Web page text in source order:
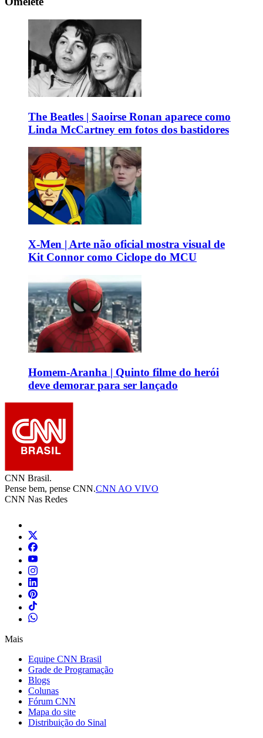
The Beatles | Saoirse Ronan aparece como
Linda McCartney em fotos dos bastidores
X-Men | Arte não oficial mostra visual de
Kit Connor como Ciclope do MCU
Homem-Aranha | Quinto filme do herói
deve demorar para ser lançado
CNN Brasil.
Pense bem, pense CNN.CNN AO VIVO
CNN Nas Redes
Mais
Equipe CNN Brasil
Grade de Programação
Blogs
Colunas
Fórum CNN
Mapa do site
Distribuição do Sinal